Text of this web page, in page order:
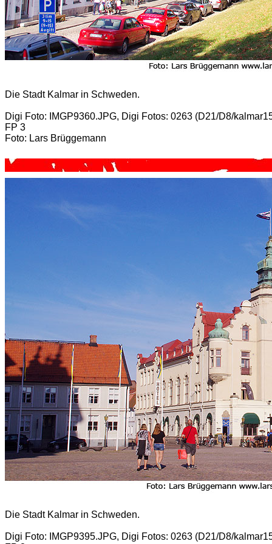
Die Stadt Kalmar in Schweden.
Digi Foto: IMGP9360.JPG, Digi Fotos: 0263 (D21/D8/
FP 3
Foto: Lars Brüggemann
Die Stadt Kalmar in Schweden.
Digi Foto: IMGP9395.JPG, Digi Fotos: 0263 (D21/D8/